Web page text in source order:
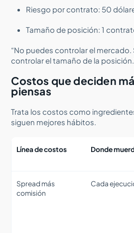
Riesgo por contrato: 50
Tamaño de posición: 1
“No puedes controlar el
controlar el tamaño de la
Costos que deciden
piensas
Trata los costos como
siguen mejores hábitos.
Línea de costos Donde
Spread más
comisión
Cada